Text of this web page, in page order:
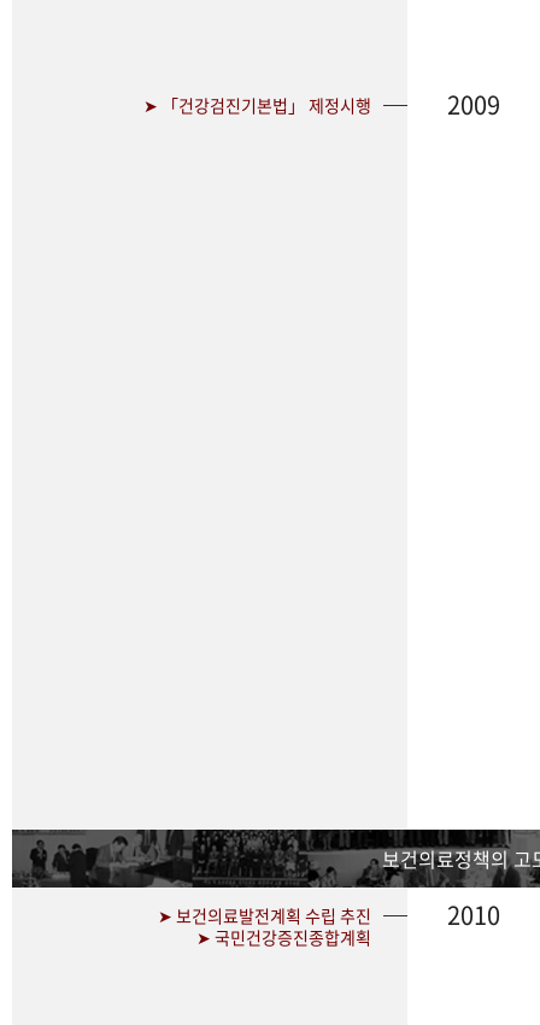
➤ 「건강검진기본법」 제정시행 2009
보건의료정책의 고
➤ 보건의료발전계획 수립 추진
➤ 국민건강증진종합계획
2010